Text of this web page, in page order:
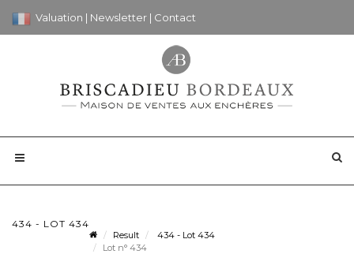
Valuation | Newsletter | Contact
434 - LOT 434
Result
434 - Lot 434
Lot n° 434